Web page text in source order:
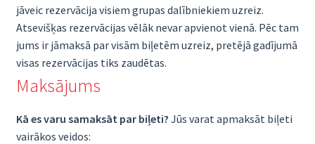
jāveic rezervācija visiem grupas dalībniekiem uzreiz.
Atsevišķas rezervācijas vēlāk nevar apvienot vienā. Pēc tam
jums ir jāmaksā par visām biļetēm uzreiz, pretējā gadījumā
visas rezervācijas tiks zaudētas.
Maksājums
Kā es varu samaksāt par biļeti? Jūs varat apmaksāt biļeti
vairākos veidos: